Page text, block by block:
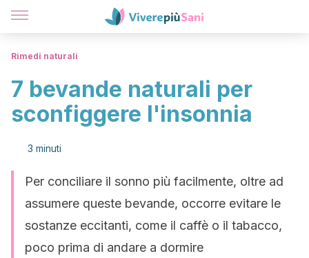
Rimedi naturali
7 bevande naturali per
sconfiggere l'insonnia
3 minuti
Per conciliare il sonno più facilmente, oltre ad
assumere queste bevande, occorre evitare le
sostanze eccitanti, come il caffè o il tabacco,
poco prima di andare a dormire